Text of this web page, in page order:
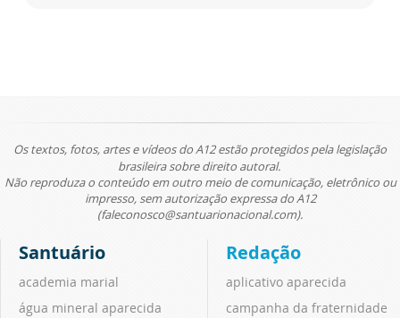
Os textos, fotos, artes e vídeos do A12 estão protegidos pela legislação
brasileira sobre direito autoral.
Não reproduza o conteúdo em outro meio de comunicação, eletrônico ou
impresso, sem autorização expressa do A12
(faleconosco@santuarionacional.com).
Santuário
academia marial
água mineral aparecida
Redação
aplicativo aparecida
campanha da fraternidade